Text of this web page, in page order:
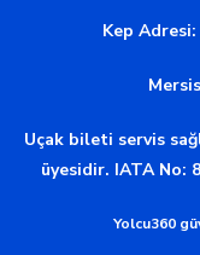
Kep Adresi:
Uçak bileti servis
üyesidir. IATA No:
Yolcu360